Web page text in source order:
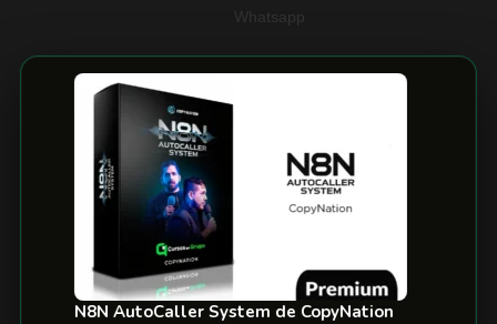
Whatsapp
N8N AutoCaller System de CopyNation